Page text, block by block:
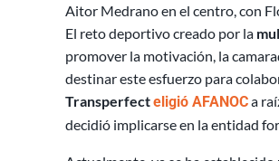
Aitor Medrano en el centro, con
El reto deportivo creado por la
promover la motivación, la
destinar este esfuerzo para
Transperfecteligió AFANOCa
decidió implicarse en la entidad